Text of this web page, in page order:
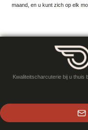
maand, en u kunt zich op elk
Kwaliteitscharcuterie bij u thuis